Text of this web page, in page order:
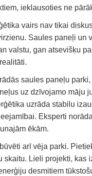
ieklausoties ne
vairs nav tikai
Saules paneļi un
valstu, gan atsevišķu
saules paneļu
uz dzīvojamo māju
uzrāda stabilu
Eksperti
ēkām.
arī vēja parki.
skaitu. Lieli projekti, kas
desmitiem